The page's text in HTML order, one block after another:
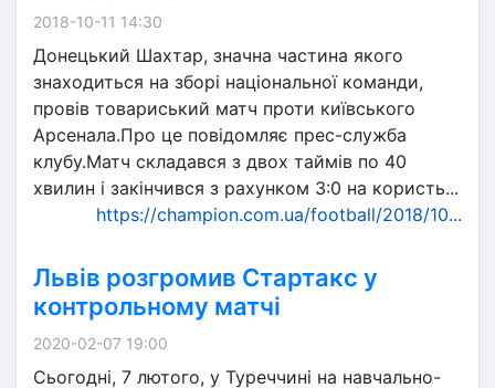
2018-10-11 14:30
Донецький Шахтар, значна частина якого
знаходиться на зборі національної команди,
провів товариський матч проти київського
Арсенала.Про це повідомляє прес-служба
клубу.Матч складався з двох таймів по 40
хвилин і закінчився з рахунком 3:0 на користь...
https://champion.com.ua/football/2018/10...
Львів розгромив Стартакс у
контрольному матчі
2020-02-07 19:00
Сьогодні, 7 лютого, у Туреччині на навчально-